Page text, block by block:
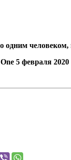
одним
5 февраля